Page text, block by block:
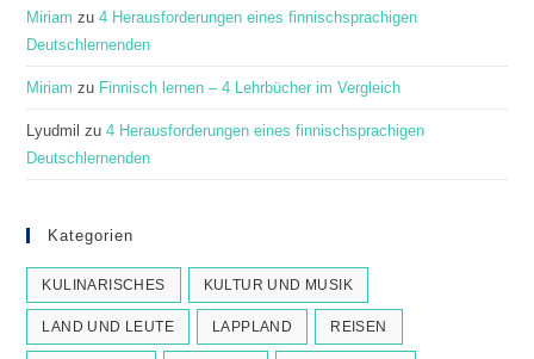
Miriam zu4 Herausforderungen eines finnischsprachigen
Deutschlernenden
Miriam zu Finnisch lernen – 4 Lehrbücher im Vergleich
Lyudmil zu4 Herausforderungen eines finnischsprachigen
Deutschlernenden
Kategorien
KULINARISCHES KULTUR UND MUSIK
LAND UND LEUTE LAPPLAND REISEN